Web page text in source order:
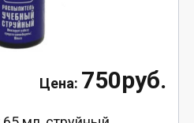
750руб.